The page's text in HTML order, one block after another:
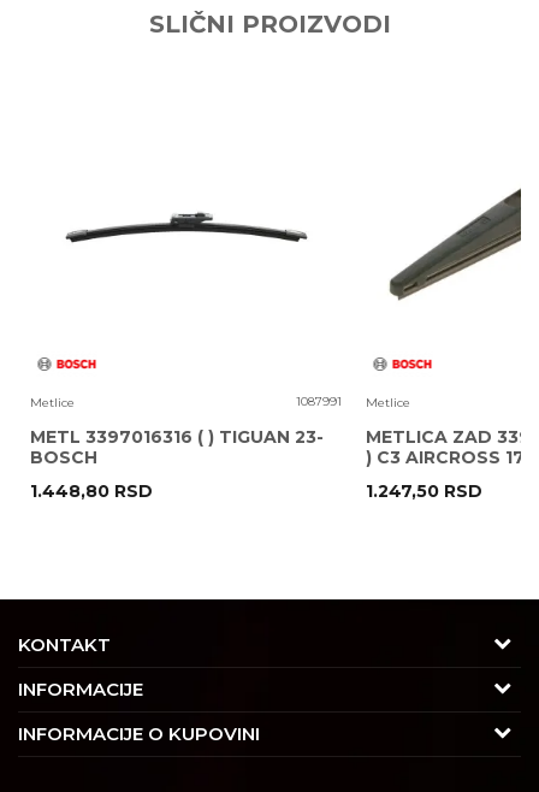
POŠALJI
SLIČNI PROIZVODI
Metlice 1087991
METL 3397016316 ( ) TIGUAN 23-
BOSCH
1.448,80 RSD
Metlice
METLICA ZAD
) C3 AIRCROSS 17-
1.247,50 RSD
KONTAKT
Adresa
Trgovačka 7/2, Čukarica
11030 Beograd, Srbija
INFORMACIJE
O nama
INFORMACIJE O KUPOVINI